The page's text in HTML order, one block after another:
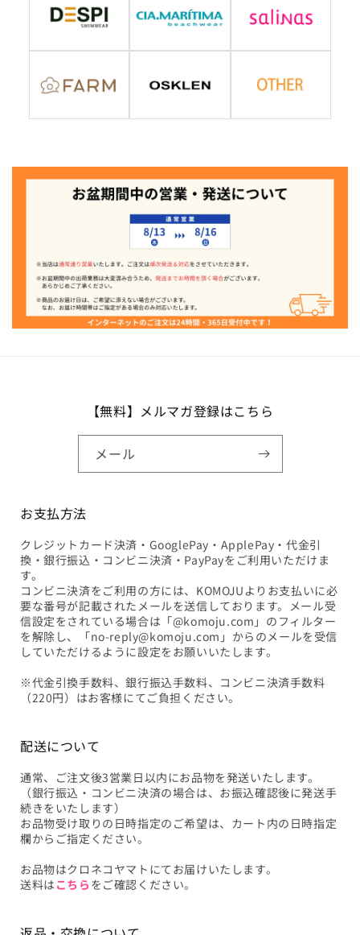
【無料】メルマガ登録はこちら
メール
お支払方法
クレジットカード決済・GooglePay・ApplePay・代金引
換・銀行振込・コンビニ決済・PayPayをご利用いただけま
す。
コンビニ決済をご利用の方には、KOMOJUよりお支払いに必
要な番号が記載されたメールを送信しております。メール受
信設定をされている場合は「@komoju.com」のフィルター
を解除し、「no-reply@komoju.com」からのメールを受信
していただけるように設定をお願いいたします。
※代金引換手数料、銀行振込手数料、コンビニ決済手数料
（220円）はお客様にてご負担ください。
配送について
通常、ご注文後3営業日以内にお品物を発送いたします。
（銀行振込・コンビニ決済の場合は、お振込確認後に発送手
続きをいたします）
お品物受け取りの日時指定のご希望は、カート内の日時指定
欄からご指定ください。
お品物はクロネコヤマトにてお届けいたします。
送料は こちらをご確認ください。